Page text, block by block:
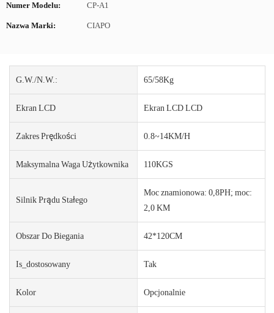
Numer Modelu:
CP-A1
Nazwa Marki: CIAPO
G.W./N.W.: 65/58Kg
Ekran LCD Ekran LCD LCD
Zakres Prędkości 0.8~14KM/H
Maksymalna Waga Użytkownika 110KGS
Silnik Prądu Stałego
Moc znamionowa: 0,8PH; moc:
2,0 KM
Obszar Do Biegania 42*120CM
Is_dostosowany Tak
Kolor Opcjonalnie